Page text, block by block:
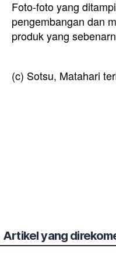
Foto-foto yang
pengembangan dan
produk yang
(c) Sotsu, Matahari
Artikel yang